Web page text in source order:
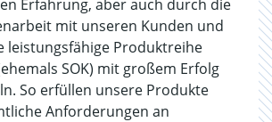
Erfahrung, aber auch durch die
mit unseren Kunden und
leistungsfähige Produktreihe
(ehemals SOK) mit großem Erfolg
So erfüllen unsere Produkte
Anforderungen an